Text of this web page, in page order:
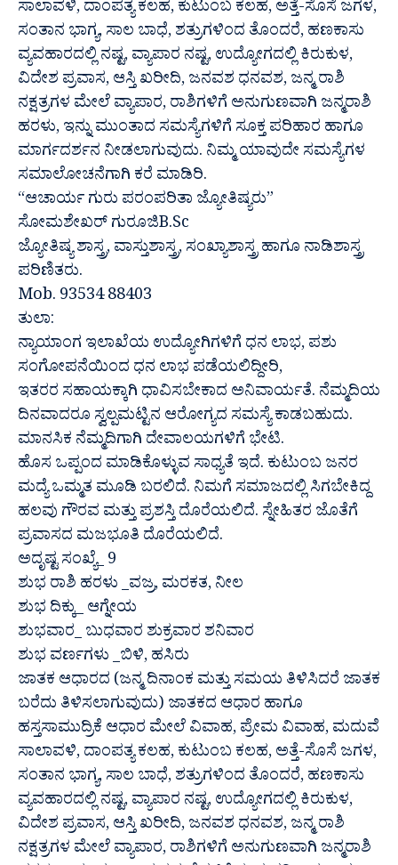
ಸಾಲಾವಳಿ, ದಾಂಪತ್ಯ ಕಲಹ, ಕುಟುಂಬ ಕಲಹ, ಅತ್ತೆ-ಸೊಸೆ ಜಗಳ,
ಸಂತಾನ ಭಾಗ್ಯ, ಸಾಲ ಬಾಧೆ, ಶತ್ರುಗಳಿಂದ ತೊಂದರೆ, ಹಣಕಾಸು
ವ್ಯವಹಾರದಲ್ಲಿ ನಷ್ಟ, ವ್ಯಾಪಾರ ನಷ್ಟ, ಉದ್ಯೋಗದಲ್ಲಿ ಕಿರುಕುಳ,
ವಿದೇಶ ಪ್ರವಾಸ, ಆಸ್ತಿ ಖರೀದಿ, ಜನವಶ ಧನವಶ, ಜನ್ಮ ರಾಶಿ
ನಕ್ಷತ್ರಗಳ ಮೇಲೆ ವ್ಯಾಪಾರ, ರಾಶಿಗಳಿಗೆ ಅನುಗುಣವಾಗಿ ಜನ್ಮರಾಶಿ
ಹರಳು, ಇನ್ನು ಮುಂತಾದ ಸಮಸ್ಯೆಗಳಿಗೆ ಸೂಕ್ತ ಪರಿಹಾರ ಹಾಗೂ
ಮಾರ್ಗದರ್ಶನ ನೀಡಲಾಗುವುದು. ನಿಮ್ಮ ಯಾವುದೇ ಸಮಸ್ಯೆಗಳ
ಸಮಾಲೋಚನೆಗಾಗಿ ಕರೆ ಮಾಡಿರಿ.
“ಆಚಾರ್ಯ ಗುರು ಪರಂಪರಿತಾ ಜ್ಯೋತಿಷ್ಯರು”
ಸೋಮಶೇಖರ್ ಗುರೂಜಿB.Sc
ಜ್ಯೋತಿಷ್ಯ ಶಾಸ್ತ್ರ, ವಾಸ್ತುಶಾಸ್ತ್ರ, ಸಂಖ್ಯಾಶಾಸ್ತ್ರ ಹಾಗೂ ನಾಡಿಶಾಸ್ತ್ರ
ಪರಿಣಿತರು.
Mob. 93534 88403
ತುಲಾ:
ನ್ಯಾಯಾಂಗ ಇಲಾಖೆಯ ಉದ್ಯೋಗಿಗಳಿಗೆ ಧನ ಲಾಭ, ಪಶು
ಸಂಗೋಪನೆಯಿಂದ ಧನ ಲಾಭ ಪಡೆಯಲಿದ್ದೀರಿ,
ಇತರರ ಸಹಾಯಕ್ಕಾಗಿ ಧಾವಿಸಬೇಕಾದ ಅನಿವಾರ್ಯತೆ. ನೆಮ್ಮದಿಯ
ದಿನವಾದರೂ ಸ್ವಲ್ಪಮಟ್ಟಿನ ಆರೋಗ್ಯದ ಸಮಸ್ಯೆ ಕಾಡಬಹುದು.
ಮಾನಸಿಕ ನೆಮ್ಮದಿಗಾಗಿ ದೇವಾಲಯಗಳಿಗೆ ಭೇಟಿ.
ಹೊಸ ಒಪ್ಪಂದ ಮಾಡಿಕೊಳ್ಳುವ ಸಾಧ್ಯತೆ ಇದೆ. ಕುಟುಂಬ ಜನರ
ಮದ್ಯೆ ಒಮ್ಮತ ಮೂಡಿ ಬರಲಿದೆ. ನಿಮಗೆ ಸಮಾಜದಲ್ಲಿ ಸಿಗಬೇಕಿದ್ದ
ಹಲವು ಗೌರವ ಮತ್ತು ಪ್ರಶಸ್ತಿ ದೊರೆಯಲಿದೆ. ಸ್ನೇಹಿತರ ಜೊತೆಗೆ
ಪ್ರವಾಸದ ಮಜಭೂತಿ ದೊರೆಯಲಿದೆ.
ಅದೃಷ್ಟ ಸಂಖ್ಯೆ_ 9
ಶುಭ ರಾಶಿ ಹರಳು _ವಜ್ರ, ಮರಕತ, ನೀಲ
ಶುಭ ದಿಕ್ಕು_ ಆಗ್ನೇಯ
ಶುಭವಾರ_ ಬುಧವಾರ ಶುಕ್ರವಾರ ಶನಿವಾರ
ಶುಭ ವರ್ಣಗಳು _ಬಿಳಿ, ಹಸಿರು
ಜಾತಕ ಆಧಾರದ (ಜನ್ಮ ದಿನಾಂಕ ಮತ್ತು ಸಮಯ ತಿಳಿಸಿದರೆ ಜಾತಕ
ಬರೆದು ತಿಳಿಸಲಾಗುವುದು) ಜಾತಕದ ಆಧಾರ ಹಾಗೂ
ಹಸ್ತಸಾಮುದ್ರಿಕೆ ಆಧಾರ ಮೇಲೆ ವಿವಾಹ, ಪ್ರೇಮ ವಿವಾಹ, ಮದುವೆ
ಸಾಲಾವಳಿ, ದಾಂಪತ್ಯ ಕಲಹ, ಕುಟುಂಬ ಕಲಹ, ಅತ್ತೆ-ಸೊಸೆ ಜಗಳ,
ಸಂತಾನ ಭಾಗ್ಯ, ಸಾಲ ಬಾಧೆ, ಶತ್ರುಗಳಿಂದ ತೊಂದರೆ, ಹಣಕಾಸು
ವ್ಯವಹಾರದಲ್ಲಿ ನಷ್ಟ, ವ್ಯಾಪಾರ ನಷ್ಟ, ಉದ್ಯೋಗದಲ್ಲಿ ಕಿರುಕುಳ,
ವಿದೇಶ ಪ್ರವಾಸ, ಆಸ್ತಿ ಖರೀದಿ, ಜನವಶ ಧನವಶ, ಜನ್ಮ ರಾಶಿ
ನಕ್ಷತ್ರಗಳ ಮೇಲೆ ವ್ಯಾಪಾರ, ರಾಶಿಗಳಿಗೆ ಅನುಗುಣವಾಗಿ ಜನ್ಮರಾಶಿ